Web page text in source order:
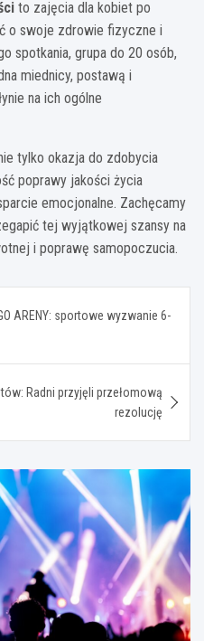
to zajęcia dla kobiet po
o swoje zdrowie fizyczne i
spotkania, grupa do 20 osób,
miednicy, postawą i
na ich ogólne
tylko okazja do zdobycia
poprawy jakości życia
emocjonalne. Zachęcamy
tej wyjątkowej szansy na
i poprawę samopoczucia.
ARENY: sportowe wyzwanie 6-
Radni przyjęli przełomową
rezolucję